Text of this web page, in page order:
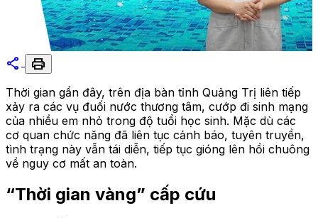
share print
Thời gian gần đây, trên địa bàn tỉnh Quảng Trị liên tiếp
xảy ra các vụ đuối nước thương tâm, cướp đi sinh mạng
của nhiều em nhỏ trong độ tuổi học sinh. Mặc dù các
cơ quan chức năng đã liên tục cảnh báo, tuyên truyền,
tình trạng này vẫn tái diễn, tiếp tục gióng lên hồi chuông
về nguy cơ mất an toàn.
“Thời gian vàng” cấp cứu